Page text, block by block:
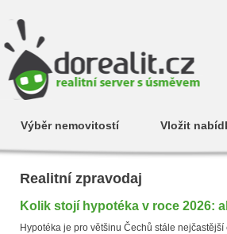
Výběr nemovitostí Vložit
Realitní zpravodaj
Kolik stojí hypotéka v roce 2026:
Hypotéka je pro většinu Čechů stále